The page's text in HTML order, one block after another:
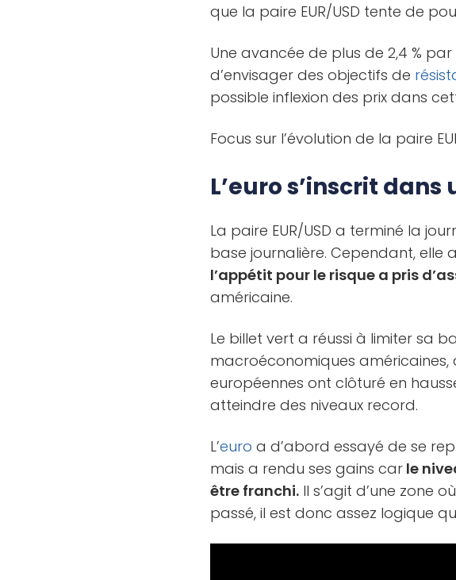
que la paire EUR/USD tente de
Une avancée de plus de 2,4 %
d’envisager des objectifs de
possible inflexion des prix dans
Focus sur l’évolution de la paire
L’euro s’inscrit
La paire EUR/USD a terminé la
base journalière. Cependant, elle
l’appétit pour le risque a pris
américaine.
Le billet vert a réussi à limiter sa
macroéconomiques américaines,
européennes ont clôturé en
atteindre des niveaux record.
L’euro a d’abord essayé de se
mais a rendu ses gains car le
être franchi. Il s’agit d’une zone
passé, il est donc assez logique